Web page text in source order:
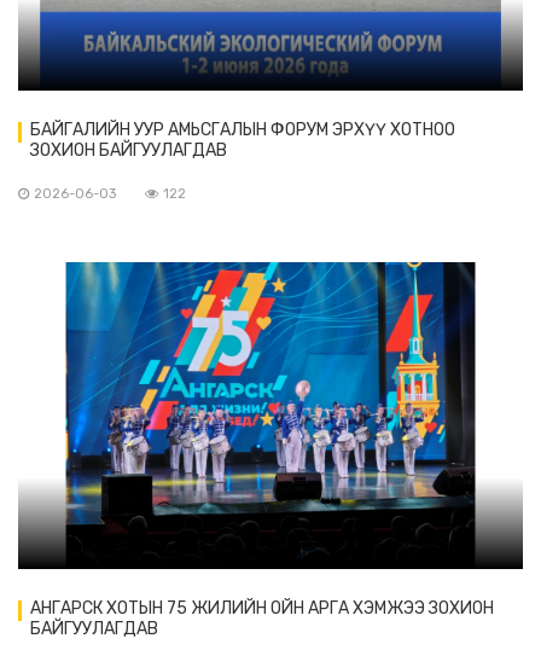
БАЙГАЛИЙН УУР АМЬСГАЛЫН ФОРУМ ЭРХҮҮ ХОТНОО
ЗОХИОН БАЙГУУЛАГДАВ
2026-06-03 122
АНГАРСК ХОТЫН 75 ЖИЛИЙН ОЙН АРГА ХЭМЖЭЭ ЗОХИОН
БАЙГУУЛАГДАВ